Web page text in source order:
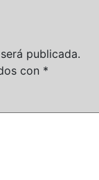
publicada.
con *